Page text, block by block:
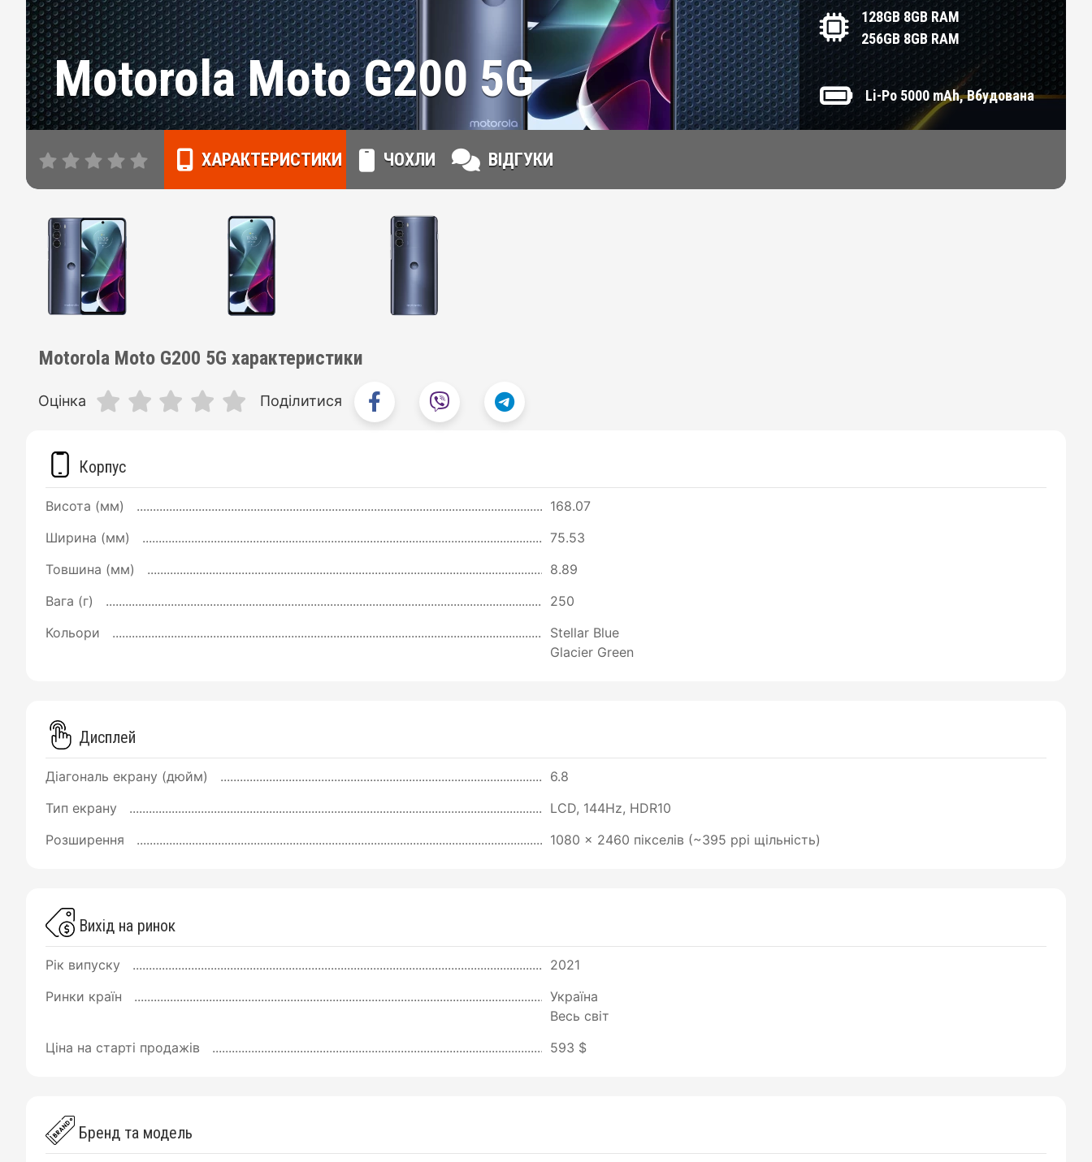
Motorola Moto G200 5G
ХАРАКТЕРИСТИКИ ЧОХЛИ ВІДГУКИ
128GB 8GB RAM
256GB 8GB RAM
Li-Po 5000 mAh, Вбудована
Motorola Moto G200 5G характеристики
Оцінка Поділитися
Корпус
Висота (мм)
168.07
Ширина (мм)
75.53
Товшина (мм)
8.89
Вага (г)
250
Кольори
Stellar Blue
Glacier Green
Дисплей
Діагональ екрану (дюйм)
6.8
Тип екрану
LCD, 144Hz, HDR10
Розширення
1080 x 2460 пікселів (~395 ppi щільність)
Вихід на ринок
Рік випуску
2021
Ринки країн
Україна
Весь світ
Ціна на старті продажів
593 $
Бренд та модель